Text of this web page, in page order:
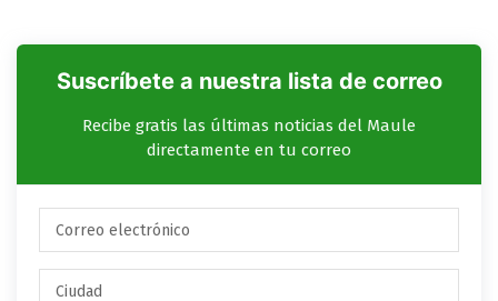
Suscríbete a nuestra lista de correo
Recibe gratis las últimas noticias del Maule
directamente en tu correo